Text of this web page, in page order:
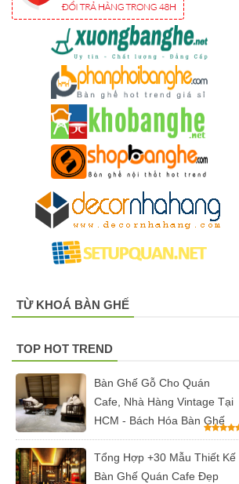
ăn sân
vườn, ban
công, sân
thượng
Set bàn ghế
tiếp khách
văn phòng
ghế bọc vải
Bộ bàn ghế
spa, nail,
hộ màu
hồng
Ghế
gaming, ghế
TỪ KHOÁ BÀN GHẾ
TOP HOT TREND
Bàn Ghế Gỗ Cho Quán
Cafe, Nhà Hàng Vintage Tại
HCM - Bách Hóa Bàn Ghế
Tổng Hợp +30 Mẫu Thiết Kế
Bàn Ghế Quán Cafe Đẹp